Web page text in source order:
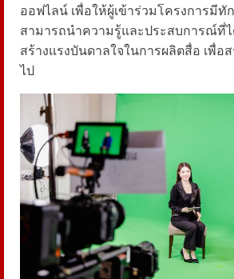
ออฟไลน์ เพื่อให้ผู้เข้าร่วมโครงการมีทั
สามารถนำความรู้และประสบการณ์ที่
สร้างแรงบันดาลใจในการผลิตสื่อ เพื่อ
ไป